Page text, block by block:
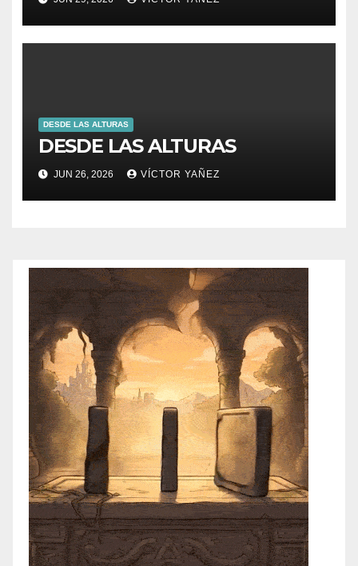
DESDE LAS ALTURAS
DESDE LAS ALTURAS
JUN 26, 2026 VÍCTOR YAÑEZ